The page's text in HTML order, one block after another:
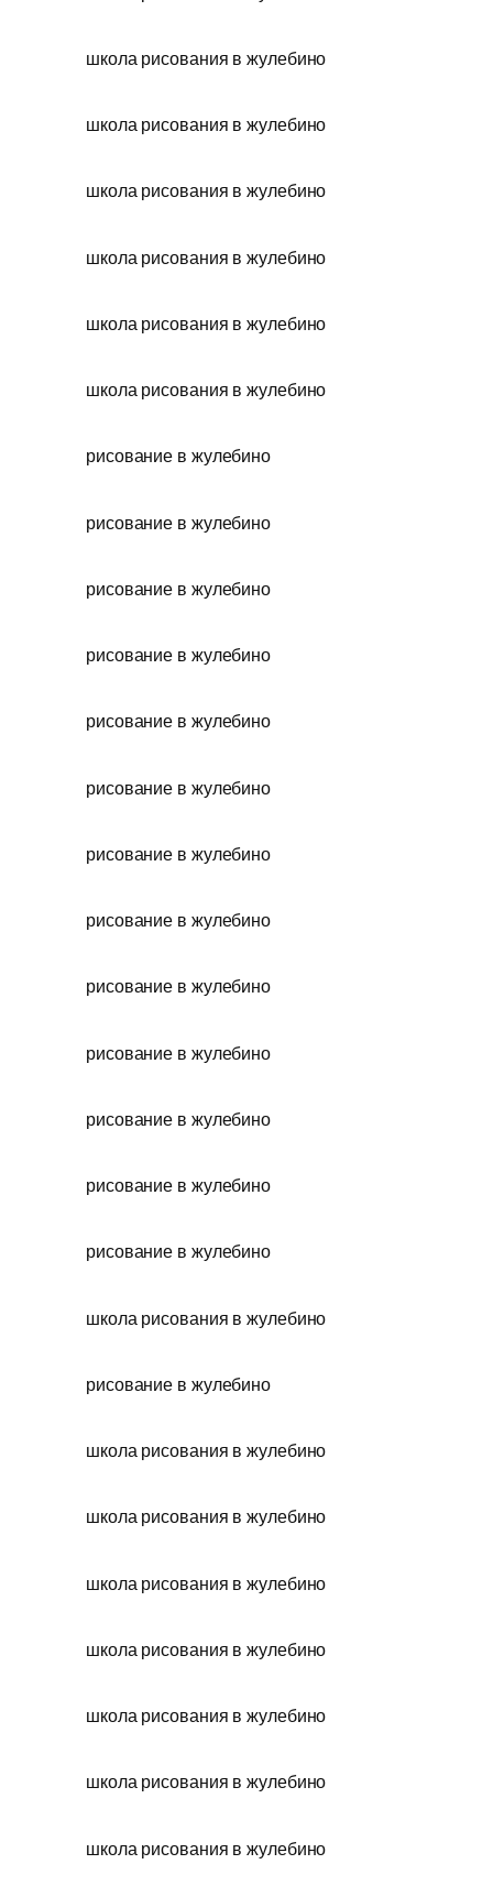
школа рисования в жулебино
школа рисования в жулебино
школа рисования в жулебино
школа рисования в жулебино
школа рисования в жулебино
школа рисования в жулебино
рисование в жулебино
рисование в жулебино
рисование в жулебино
рисование в жулебино
рисование в жулебино
рисование в жулебино
рисование в жулебино
рисование в жулебино
рисование в жулебино
рисование в жулебино
рисование в жулебино
рисование в жулебино
рисование в жулебино
школа рисования в жулебино
рисование в жулебино
школа рисования в жулебино
школа рисования в жулебино
школа рисования в жулебино
школа рисования в жулебино
школа рисования в жулебино
школа рисования в жулебино
школа рисования в жулебино